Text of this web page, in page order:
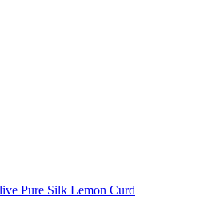
Pure Silk Lemon Curd